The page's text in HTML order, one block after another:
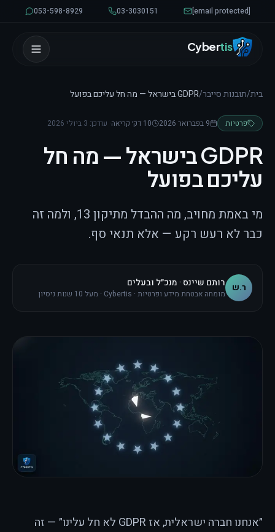
דלגו לתוכן[email protected]
03-3030151
053-598-8929
Cybertis
בית/תובנות סייבר/GDPR בישראל — מה חל עליכם בפועל
פרטיות 9 בפברואר 2026 10 דק׳ קריאה · עודכן: 3 ביולי 2026
GDPR בישראל — מה חל
עליכם בפועל
מי באמת מחויב, מה ההבדל מתיקון 13, ולמה זה
כבר לא רעש רקע — אלא תנאי סף.
ר.ש רותם שיינס · מנכ״ל ובעלים
מומחה אבטחת מידע ופרטיות · Cybertis · מעל 10 שנות ניסיון
״אנחנו חברה ישראלית, אז GDPR לא חל עלינו״ — זה